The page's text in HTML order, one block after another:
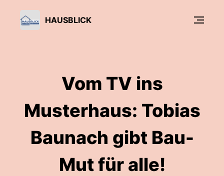
HAUSBLICK
Vom TV ins
Musterhaus: Tobias
Baunach gibt Bau-
Mut für alle!